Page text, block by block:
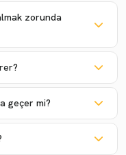
zorunda
geçer mi?